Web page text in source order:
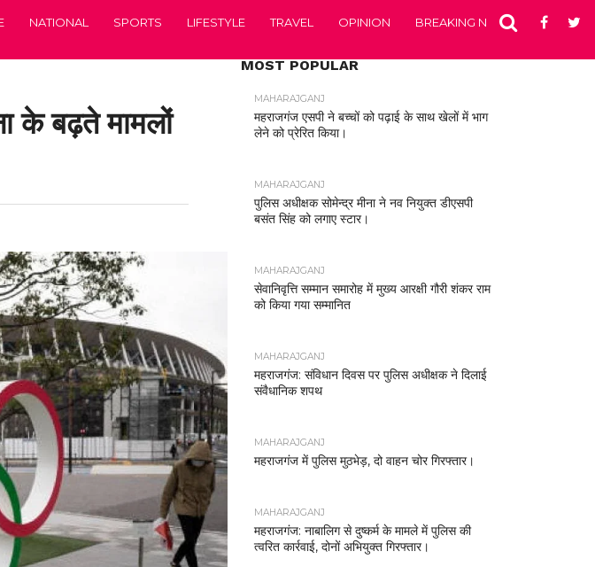
NATIONAL SPORTS LIFESTYLE TRAVEL OPINION BREAKING NEWS
के बढ़ते मामलों
MOST POPULAR
MAHARAJGANJ
महराजगंज एसपी ने बच्चों को पढ़ाई के साथ खेलों में भाग
लेने को प्रेरित किया।
MAHARAJGANJ
पुलिस अधीक्षक सोमेन्द्र मीना ने नव नियुक्त डीएसपी
बसंत सिंह को लगाए स्टार।
MAHARAJGANJ
सेवानिवृत्ति सम्मान समारोह में मुख्य आरक्षी गौरी शंकर राम
को किया गया सम्मानित
MAHARAJGANJ
महराजगंज: संविधान दिवस पर पुलिस अधीक्षक ने दिलाई
संवैधानिक शपथ
MAHARAJGANJ
महराजगंज में पुलिस मुठभेड़, दो वाहन चोर गिरफ्तार।
MAHARAJGANJ
महराजगंज: नाबालिग से दुष्कर्म के मामले में पुलिस की
त्वरित कार्रवाई, दोनों अभियुक्त गिरफ्तार।